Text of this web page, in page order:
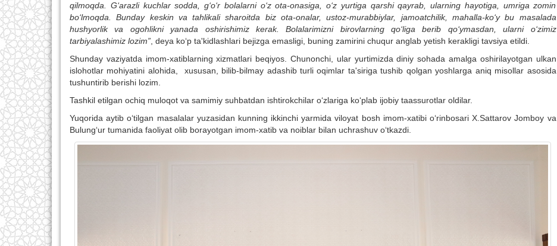
qilmoqda. G‘arazli kuchlar sodda, g‘o‘r bolalarni o‘z ota-onasiga, o‘z yurtiga qarshi qayrab, ularning hayotiga, umriga zomin
bo‘lmoqda. Bunday keskin va tahlikali sharoitda biz ota-onalar, ustoz-murabbiylar, jamoatchilik, mahalla-ko‘y bu masalada
hushyorlik va ogohlikni yanada oshirishimiz kerak. Bolalarimizni birovlarning qo‘liga berib qo‘ymasdan, ularni o‘zimiz
tarbiyalashimiz lozim” , deya ko‘p ta'kidlashlari bejizga emasligi, buning zamirini chuqur anglab yetish kerakligi tavsiya etildi.
Shunday vaziyatda imom-xatiblarning xizmatlari beqiyos. Chunonchi, ular yurtimizda diniy sohada amalga oshirilayotgan ulkan
islohotlar mohiyatini alohida, xususan, bilib-bilmay adashib turli oqimlar ta'siriga tushib qolgan yoshlarga aniq misollar asosida
tushuntirib berishi lozim.
Tashkil etilgan ochiq muloqot va samimiy suhbatdan ishtirokchilar o‘zlariga ko‘plab ijobiy taassurotlar oldilar.
Yuqorida aytib o‘tilgan masalalar yuzasidan kunning ikkinchi yarmida viloyat bosh imom-xatibi o‘rinbosari X.Sattarov Jomboy va
Bulung‘ur tumanida faoliyat olib borayotgan imom-xatib va noiblar bilan uchrashuv o‘tkazdi.